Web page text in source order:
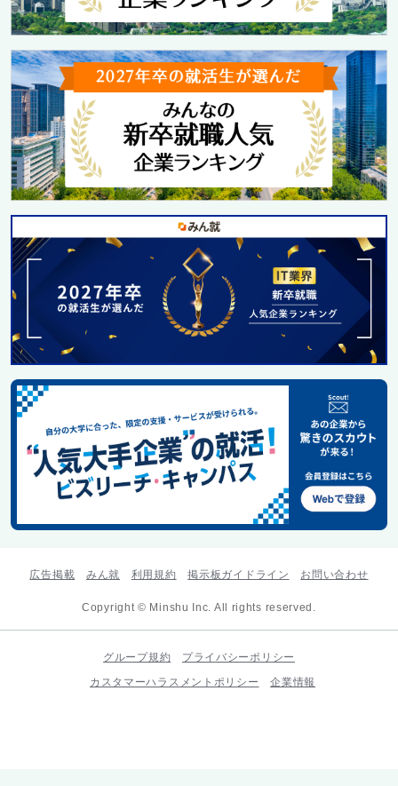
広告掲載 みん就 利用規約 掲示板ガイドライン お問い合わせ
Copyright © Minshu Inc. All rights reserved.
グループ規約
プライバシーポリシー
カスタマーハラスメントポリシー
企業情報